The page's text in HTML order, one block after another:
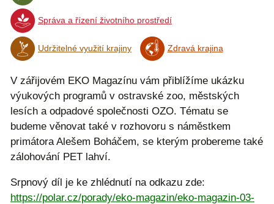
Správa a řízení životního prostředí
Udržitelné využití krajiny Zdravá krajina
V zářijovém EKO Magazínu vám přiblížíme ukázku
výukových programů v ostravské zoo, městských
lesích a odpadové společnosti OZO. Tématu se
budeme věnovat také v rozhovoru s náměstkem
primátora Alešem Boháčem, se kterým probereme také
zálohování PET lahví.
Srpnový díl je ke zhlédnutí na odkazu zde:
https://polar.cz/porady/eko-magazin/eko-magazin-03-